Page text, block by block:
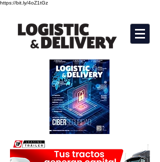
https://bit.ly/4oZ1tGz